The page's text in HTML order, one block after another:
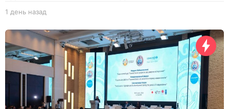
1 день назад
е
н
н
а
з
а
д